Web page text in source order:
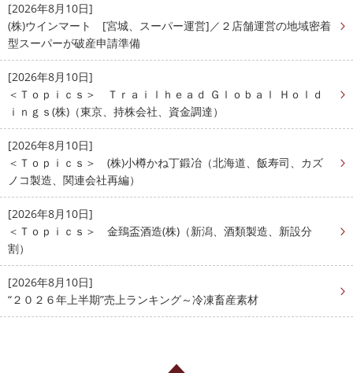
[2026年8月10日]
(株)ウインマート [宮城、スーパー運営]／２店舗運営の地域密着
型スーパーが破産申請準備
[2026年8月10日]
＜Ｔｏｐｉｃｓ＞ Ｔｒａｉｌｈｅａｄ Ｇｌｏｂａｌ Ｈｏｌｄ
ｉｎｇｓ(株)（東京、持株会社、資金調達）
[2026年8月10日]
＜Ｔｏｐｉｃｓ＞ (株)小樽かね丁鍛冶（北海道、飯寿司、カズ
ノコ製造、関連会社再編）
[2026年8月10日]
＜Ｔｏｐｉｃｓ＞ 金鵄盃酒造(株)（新潟、酒類製造、新設分
割）
[2026年8月10日]
“２０２６年上半期”売上ランキング～冷凍畜産素材